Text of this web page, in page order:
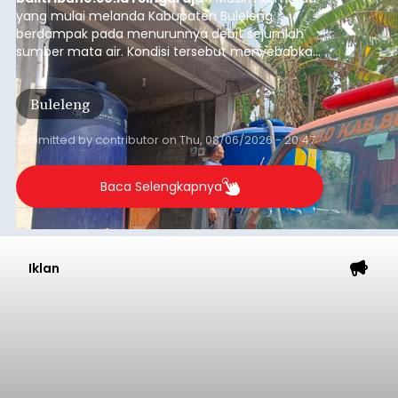
mengirimkan foto dua botol pembersih lantai ke
istrinya.
Gianyar
Submitted bycontributor Thu, 08/06/2026 - 21:06
Baca Selengkapnya
Iklan